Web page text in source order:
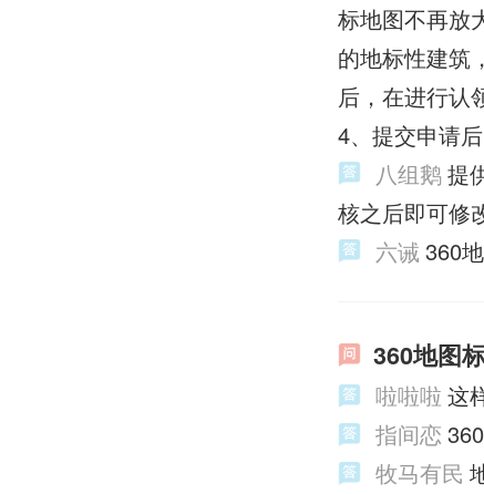
标地图不再放
的地标性建筑
后，在进行认
4、提交申请
八组鹅提
核之后即可修
六诫 360
360地图
啦啦啦 这
指间恋
牧马有民